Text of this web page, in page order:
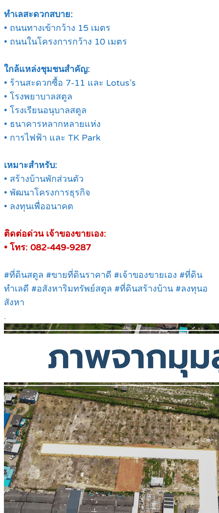
ทำเลสะดวกสบาย:
• ถนนทางเข้ากว้าง 15 เมตร
• ถนนในโครงการกว้าง 10 เมตร
ใกล้แหล่งชุมชนสำคัญ:
• ร้านสะดวกซื้อ 7-11 และ Lotus’s
• โรงพยาบาลสตูล
• โรงเรียนอนุบาลสตูล
• ธนาคารหลากหลายแห่ง
• การไฟฟ้า และ TK Park
เหมาะสำหรับ:
• สร้างบ้านพักส่วนตัว
• พัฒนาโครงการธุรกิจ
• ลงทุนเพื่ออนาคต
ติดต่อด่วน เจ้าของขายเอง:
• โทร: 082-449-9287
#ที่ดินสตูล #ขายที่ดินราคาดี #เจ้าของขายเอง #ที่ดิน
ทำเลดี #อสังหาริมทรัพย์สตูล #ที่ดินสร้างบ้าน #ลงทุนอ
สังหา
.